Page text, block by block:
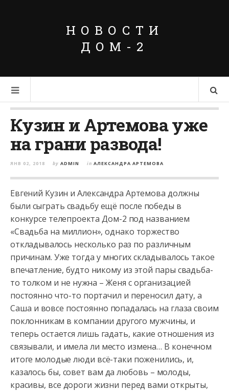
НОВОСТИ
ДОМ-2
Кузин и Артемова уже
на грани развода!
ЯНВ 02, 2018 by ADMIN in АЛЕКСАНДРА АРТЕМОВА
Евгений Кузин и Александра Артемова должны
были сыграть свадьбу ещё после победы в
конкурсе телепроекта Дом-2 под названием
«Свадьба на миллион», однако торжество
откладывалось несколько раз по различным
причинам. Уже тогда у многих складывалось такое
впечатление, будто никому из этой пары свадьба-
то толком и не нужна – Женя с организацией
постоянно что-то портачил и переносил дату, а
Саша и вовсе постоянно попадалась на глаза своим
поклонникам в компании другого мужчины, и
теперь остается лишь гадать, какие отношения из
связывали, и имела ли место измена… В конечном
итоге молодые люди всё-таки поженились, и,
казалось бы, совет вам да любовь – молоды,
красивы, все дороги жизни перед вами открыты,